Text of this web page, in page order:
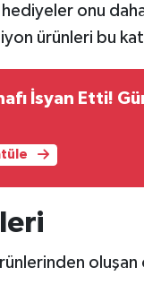
onu
ürünleri bu
İsyan Etti!
oluşan